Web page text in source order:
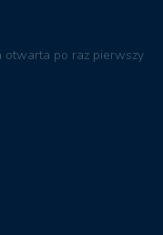
otwarta po raz pierwszy